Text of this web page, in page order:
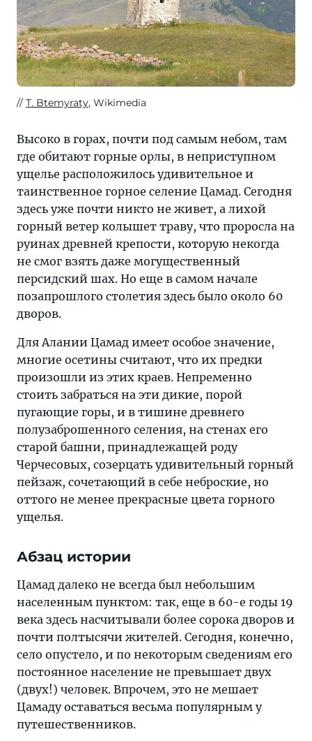
T. Btemyraty, Wikimedia
Высоко в горах, почти под самым небом, там
где обитают горные орлы, в неприступном
ущелье расположилось удивительное и
таинственное горное селение Цамад. Сегодня
здесь уже почти никто не живет, а лихой
горный ветер колышет траву, что проросла на
руинах древней крепости, которую некогда
не смог взять даже могущественный
персидский шах. Но еще в самом начале
позапрошлого столетия здесь было около 60
дворов.
Для Алании Цамад имеет особое значение,
многие осетины считают, что их предки
произошли из этих краев. Непременно
стоить забраться на эти дикие, порой
пугающие горы, и в тишине древнего
полузаброшенного селения, на стенах его
старой башни, принадлежащей роду
Черчесовых, созерцать удивительный горный
пейзаж, сочетающий в себе неброские, но
оттого не менее прекрасные цвета горного
ущелья.
Абзац истории
Цамад далеко не всегда был небольшим
населенным пунктом: так, еще в 60-е годы 19
века здесь насчитывали более сорока дворов и
почти полтысячи жителей. Сегодня, конечно,
село опустело, и по некоторым сведениям его
постоянное население не превышает двух
(двух!) человек. Впрочем, это не мешает
Цамаду оставаться весьма популярным у
путешественников.